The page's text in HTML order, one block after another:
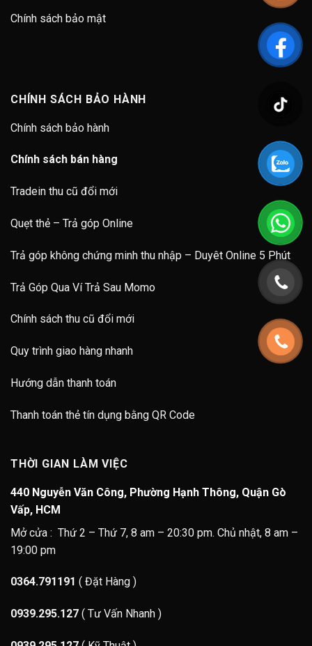
Chính sách bảo mật
CHÍNH SÁCH BẢO HÀNH
Chính sách bảo hành
Chính sách bán hàng
Tradein thu cũ đổi mới
Quẹt thẻ – Trả góp Online
Trả góp không chứng minh thu nhập – Duyêt Online 5 Phút
Trả Góp Qua Ví Trả Sau Momo
Chính sách thu cũ đổi mới
Quy trình giao hàng nhanh
Hướng dẫn thanh toán
Thanh toán thẻ tín dụng bằng QR Code
THỜI GIAN LÀM VIỆC
440 Nguyễn Văn Công, Phường Hạnh Thông, Quận Gò
Vấp, HCM
Mở cửa : Thứ 2 – Thứ 7, 8 am – 20:30 pm. Chủ nhật, 8 am –
19:00 pm
0364.791191 ( Đặt Hàng )
0939.295.127 ( Tư Vấn Nhanh )